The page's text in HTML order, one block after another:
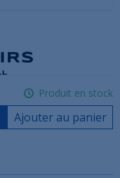
Produit en stock
Ajouter au panier